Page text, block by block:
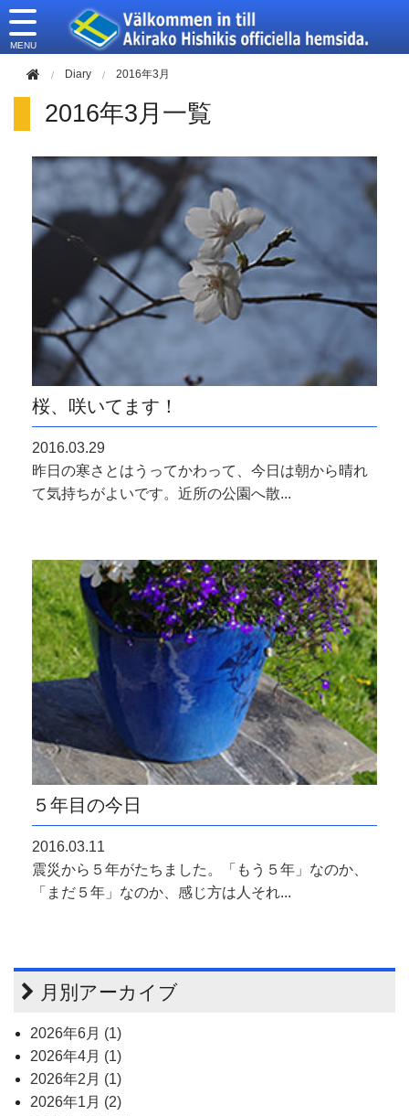
Diary 2016年3月
2016年3月一覧
桜、咲いてます！
2016.03.29
昨日の寒さとはうってかわって、今日は朝から晴れ
て気持ちがよいです。近所の公園へ散...
５年目の今日
2016.03.11
震災から５年がたちました。「もう５年」なのか、
「まだ５年」なのか、感じ方は人それ...
月別アーカイブ
2026年6月 (1)
2026年4月 (1)
2026年2月 (1)
2026年1月 (2)